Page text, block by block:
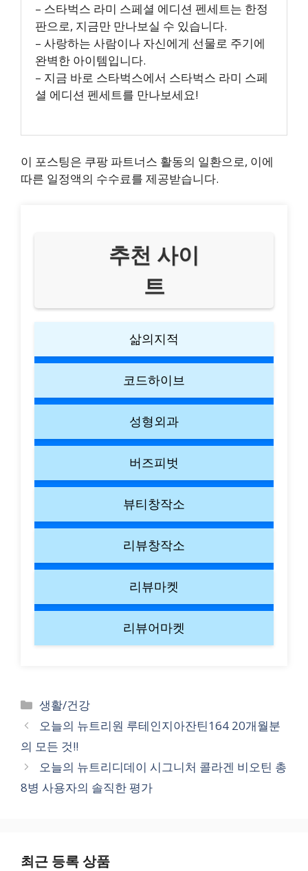
– 스타벅스 라미 스페셜 에디션 펜세트는 한정
판으로, 지금만 만나보실 수 있습니다.
– 사랑하는 사람이나 자신에게 선물로 주기에
완벽한 아이템입니다.
– 지금 바로 스타벅스에서 스타벅스 라미 스페
셜 에디션 펜세트를 만나보세요!
이 포스팅은 쿠팡 파트너스 활동의 일환으로, 이에
따른 일정액의 수수료를 제공받습니다.
추천 사이
트
삶의지적
코드하이브
성형외과
버즈피벗
뷰티창작소
리뷰창작소
리뷰마켓
리뷰어마켓
Categories
생활/건강
오늘의 뉴트리원 루테인지아잔틴164 20개월분
의 모든 것!!
오늘의 뉴트리디데이 시그니처 콜라겐 비오틴 총
8병 사용자의 솔직한 평가
최근 등록 상품